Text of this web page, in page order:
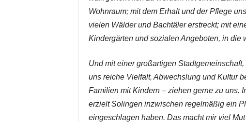
Wohnraum; mit dem Erhalt und der Pflege
vielen Wälder und Bachtäler erstreckt; mit
Kindergärten und sozialen Angeboten, in die
Und mit einer großartigen
uns reiche Vielfalt, Abwechslung und Kultur
Familien mit Kindern – ziehen gerne zu uns.
erzielt Solingen inzwischen regelmäßig ein
eingeschlagen haben. Das macht mir viel